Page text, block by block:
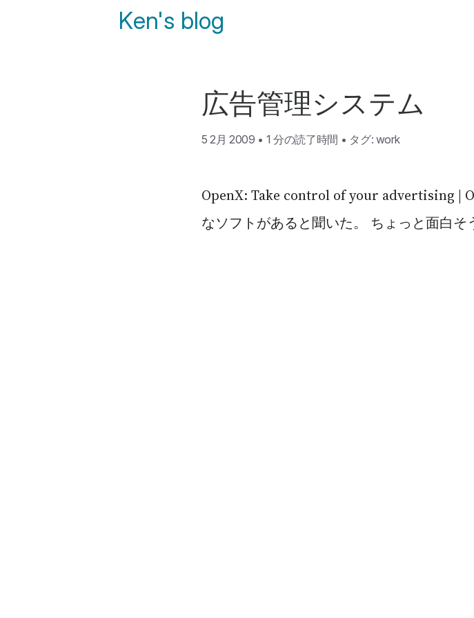
Ken's blog
広告管理システム
5 2月 2009 • 1 分の読了時間 • タグ: work
OpenX: Take control of your advertising |
なソフトがあると聞いた。 ちょっと面白そ